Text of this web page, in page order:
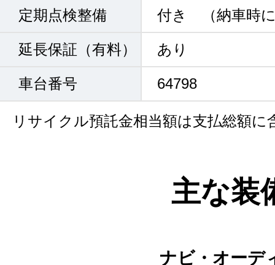
定期点検整備 付き （納車時
延長保証（有料） あり
車台番号 64798
リサイクル預託金相当額は支払総額に
主な装
ナビ・オーデ